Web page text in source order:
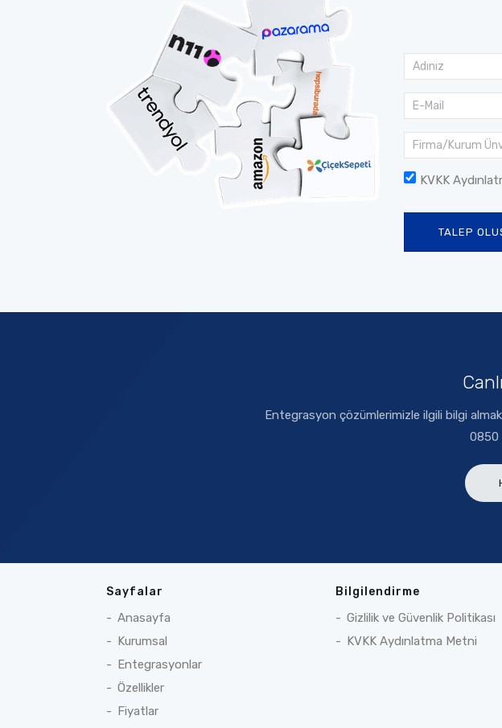
KVKK
TALEP
Entegrasyon çözümlerimizle ilgili bilgi almak
0850
Sayfalar
Anasayfa
Kurumsal
Entegrasyonlar
Özellikler
Fiyatlar
Bilgilendirme
Gizlilik ve Güvenlik Politikası
KVKK Aydınlatma Metni